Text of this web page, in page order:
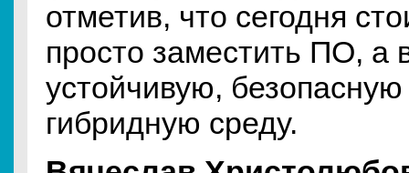
отметив, что сегодня
просто заместить ПО, а
устойчивую,
гибридную среду.